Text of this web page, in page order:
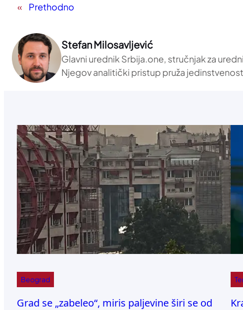
« Prethodno
Stefan Milosavljević
Glavni urednik Srbija.one, stručnjak za
Njegov analitički pristup pruža
Beograd
Grad se „zabeleo“, miris paljevine širi se od